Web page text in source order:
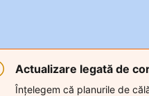
Actualizare legată de
Înțelegem că planurile de